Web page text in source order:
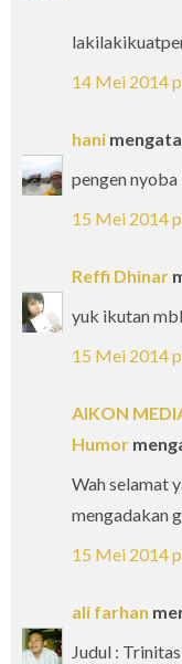
14 Mei 2014
hani
pengen nyoba
15 Mei 2014
Reffi Dhinar
yuk ikutan
15 Mei 2014
AIKON
Humor
Wah selamat
mengadakan
15 Mei 2014
ali farhan
Judul : Trinitas